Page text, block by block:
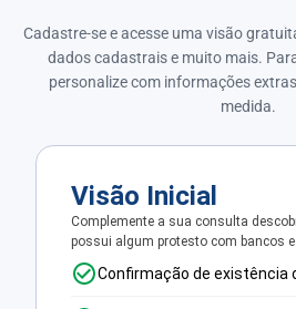
Cadastre-se e acesse uma visão
dados cadastrais e muito mais.
personalize com informações
medida.
Visão Inicial
Complemente a sua consulta
possui algum protesto com bancos
Confirmação de existência